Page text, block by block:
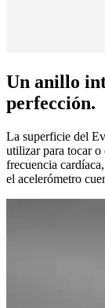
Un anillo
perfección.
La superficie del
utilizar para tocar o
frecuencia
el acelerómetro